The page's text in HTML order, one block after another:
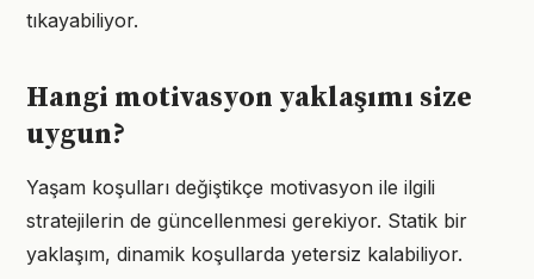
tıkayabiliyor.
Hangi motivasyon yaklaşımı size
uygun?
Yaşam koşulları değiştikçe motivasyon ile ilgili
stratejilerin de güncellenmesi gerekiyor. Statik bir
yaklaşım, dinamik koşullarda yetersiz kalabiliyor.